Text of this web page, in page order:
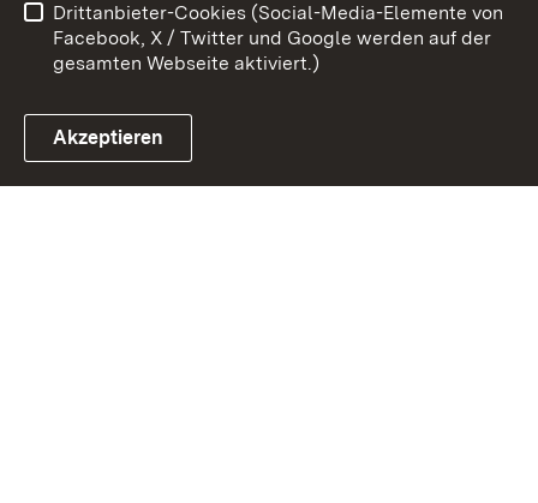
Link zum Landesportal
Impressum
Cookies
Drittanbieter-Cookies (Social-Media-Elemente von
Facebook, X / Twitter und Google werden auf der
gesamten Webseite aktiviert.)
Akzeptieren